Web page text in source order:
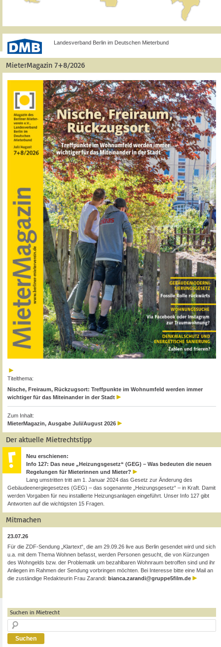
Landesverband Berlin im Deutschen Mieterbund
MieterMagazin 7+8/2026
Titelthema:
Nische, Freiraum, Rückzugsort: Treffpunkte im Wohnumfeld werden immer
wichtiger für das Miteinander in der Stadt
Zum Inhalt:
MieterMagazin, Ausgabe Juli/August 2026
Der aktuelle Mietrechtstipp
Neu erschienen:
Info 127: Das neue „Heizungsgesetz“ (GEG) – Was bedeuten die neuen
Regelungen für Mieterinnen und Mieter?
Lang umstritten tritt am 1. Januar 2024 das Gesetz zur Änderung des
Gebäudeenergiegesetzes (GEG) – das sogenannte „Heizungsgesetz“ – in Kraft. Damit
werden Vorgaben für neu installierte Heizungsanlagen eingeführt. Unser Info 127 gibt
Antworten auf die wichtigsten 15 Fragen.
Mitmachen
23.07.26
Für die ZDF-Sendung „Klartext“, die am 29.09.26 live aus Berlin gesendet wird und sich
u.a. mit dem Thema Wohnen befasst, werden Personen gesucht, die von Kürzungen
des Wohngelds bzw. der Problematik um bezahlbaren Wohnraum betroffen sind und ihr
Anliegen im Rahmen der Sendung vorbringen möchten. Bei Interesse bitte eine Mail an
die zuständige Redakteurin Frau Zarandi: bianca.zarandi@gruppe5film.de
Suchen in Mietrecht